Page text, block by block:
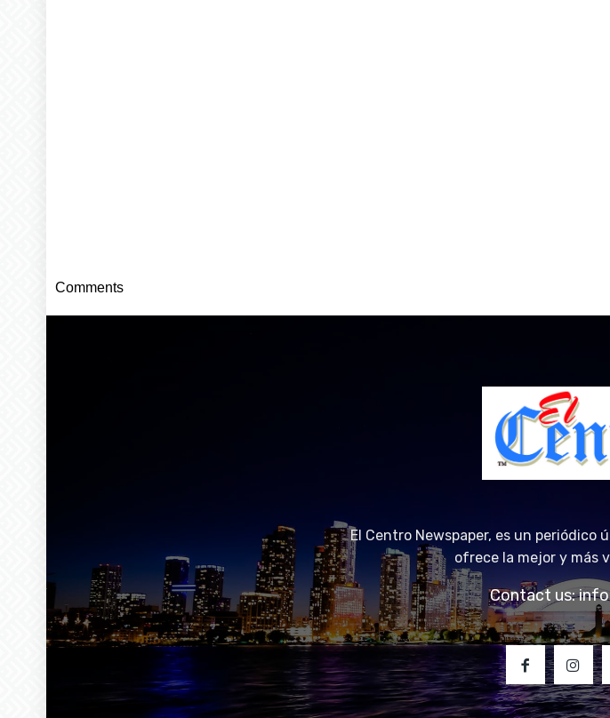
Comments
El Centro Newspaper, es un periódico
ofrece la mejor y más
Contact us: